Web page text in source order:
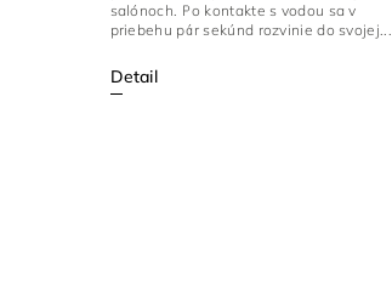
Detail
salónoch. Po kontakte s vodou sa v
priebehu pár sekúnd rozvinie do svojej...